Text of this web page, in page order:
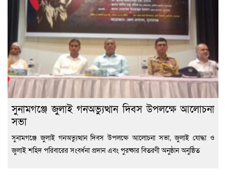
সুনামগঞ্জে জুলাই গনঅভ্যুত্থান দিবস উপলক্ষে আলোচনা
সভা
সুনামগঞ্জে জুলাই গনঅভ্যুত্থান দিবস উপলক্ষে আলোচনা সভা, জুলাই যোদ্ধা ও
জুলাই শহিদ পরিবারের সংবর্ধনা প্রদান এবং পুরষ্কার বিতরণী অনুষ্ঠান অনুষ্ঠিত